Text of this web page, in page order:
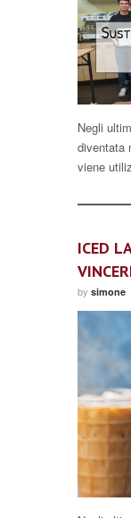
Negli
diventata
viene
ICED
by simone